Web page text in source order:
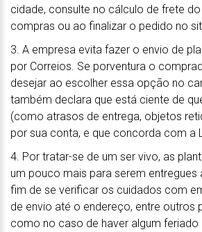
cidade, consulte no cálculo de frete
compras ou ao finalizar o pedido no
3. A empresa evita fazer o envio de
por Correios. Se porventura o
desejar ao escolher essa opção no
também declara que está ciente de
(como atrasos de entrega, objetos
por sua conta, e que concorda com a
4. Por tratar-se de um ser vivo, as
um pouco mais para serem entregues
fim de se verificar os cuidados com
de envio até o endereço, entre outros
como no caso de haver algum feriado